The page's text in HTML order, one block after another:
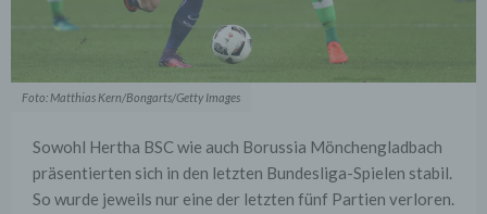
Foto: Matthias Kern/Bongarts/Getty Images
Sowohl Hertha BSC wie auch Borussia Mönchengladbach
präsentierten sich in den letzten Bundesliga-Spielen stabil.
So wurde jeweils nur eine der letzten fünf Partien verloren.